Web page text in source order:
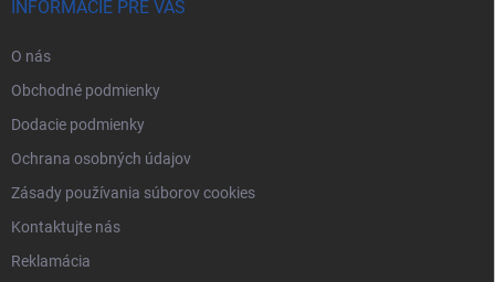
INFORMÁCIE PRE VÁS
O nás
Obchodné podmienky
Dodacie podmienky
Ochrana osobných údajov
Zásady používania súborov cookies
Kontaktujte nás
Reklamácia